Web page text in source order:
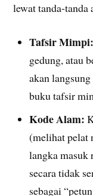
lewat tanda-tanda
Tafsir Mimpi:
gedung, atau
akan
buku tafsir
Kode Alam:
(melihat pelat
langka masuk
secara tidak
sebagai